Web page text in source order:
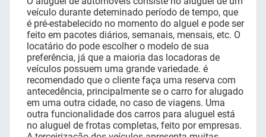
veículo durante deteminado período de tempo, que
é pré-estabelecido no momento do alguel e pode ser
feito em pacotes diários, semanais, mensais, etc. O
locatário do pode escolher o modelo de sua
preferência, já que a maioria das locadoras de
veículos possuem uma grande variedade. é
recomendado que o cliente faça uma reserva com
antecedência, principalmente se o carro for alugado
em uma outra cidade, no caso de viagens. Uma
outra funcionalidade dos carros para aluguel está
no aluguel de frotas completas, feito por empresas.